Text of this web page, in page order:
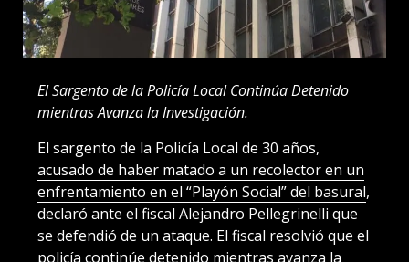
El Sargento de la Policía Local Continúa Detenido
mientras Avanza la Investigación.
El sargento de la Policía Local de 30 años,
acusado de haber matado a un recolector en un
enfrentamiento en el “Playón Social” del basural,
declaró ante el fiscal Alejandro Pellegrinelli que
se defendió de un ataque. El fiscal resolvió que el
policía continúe detenido mientras avanza la